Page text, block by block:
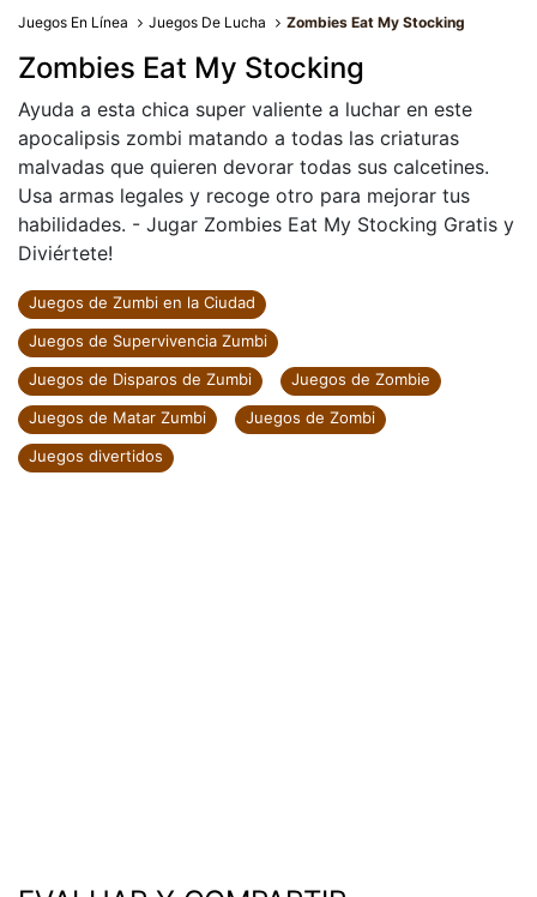
Juegos En Línea Juegos De Lucha Zombies Eat My Stocking
Zombies Eat My Stocking
Ayuda a esta chica super valiente a luchar en este
apocalipsis zombi matando a todas las criaturas
malvadas que quieren devorar todas sus calcetines.
Usa armas legales y recoge otro para mejorar tus
habilidades. - Jugar Zombies Eat My Stocking Gratis y
Diviértete!
Juegos de Zumbi en la Ciudad
Juegos de Supervivencia Zumbi
Juegos de Disparos de Zumbi
Juegos de Zombie
Juegos de Matar Zumbi
Juegos de Zombi
Juegos divertidos